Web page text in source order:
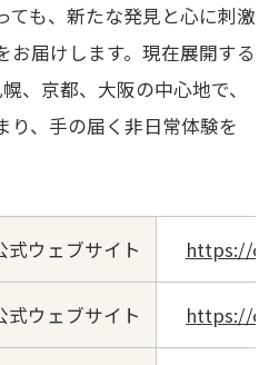
ても、新たな発見と心に刺激
お届けします。現在展開する
、京都、大阪の中心地で、
り、手の届く非日常体験を
式ウェブサイト https://
式ウェブサイト https://